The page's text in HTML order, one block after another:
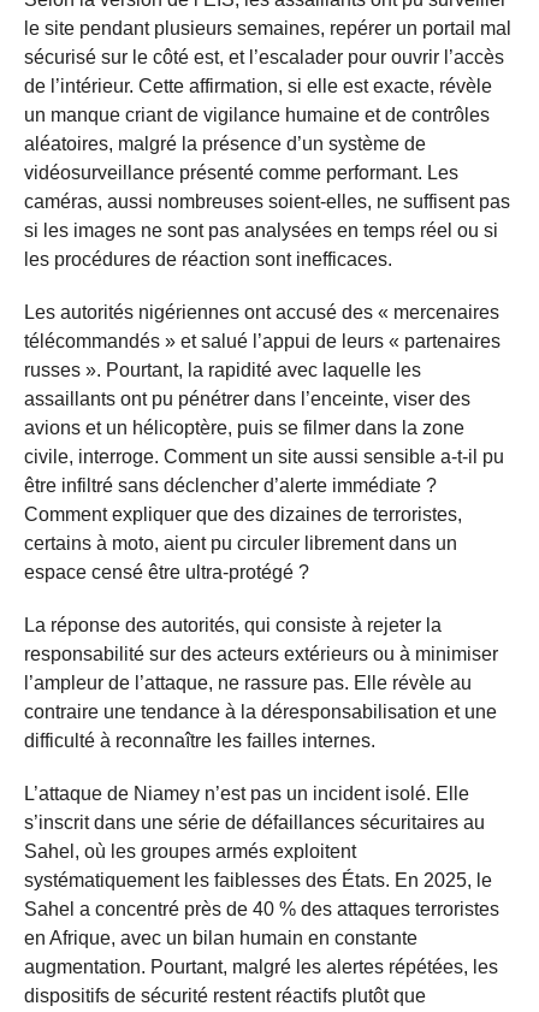
le site pendant plusieurs semaines, repérer un portail mal
sécurisé sur le côté est, et l’escalader pour ouvrir l’accès
de l’intérieur. Cette affirmation, si elle est exacte, révèle
un manque criant de vigilance humaine et de contrôles
aléatoires, malgré la présence d’un système de
vidéosurveillance présenté comme performant. Les
caméras, aussi nombreuses soient-elles, ne suffisent pas
si les images ne sont pas analysées en temps réel ou si
les procédures de réaction sont inefficaces.
Les autorités nigériennes ont accusé des « mercenaires
télécommandés » et salué l’appui de leurs « partenaires
russes ». Pourtant, la rapidité avec laquelle les
assaillants ont pu pénétrer dans l’enceinte, viser des
avions et un hélicoptère, puis se filmer dans la zone
civile, interroge. Comment un site aussi sensible a-t-il pu
être infiltré sans déclencher d’alerte immédiate ?
Comment expliquer que des dizaines de terroristes,
certains à moto, aient pu circuler librement dans un
espace censé être ultra-protégé ?
La réponse des autorités, qui consiste à rejeter la
responsabilité sur des acteurs extérieurs ou à minimiser
l’ampleur de l’attaque, ne rassure pas. Elle révèle au
contraire une tendance à la déresponsabilisation et une
difficulté à reconnaître les failles internes.
L’attaque de Niamey n’est pas un incident isolé. Elle
s’inscrit dans une série de défaillances sécuritaires au
Sahel, où les groupes armés exploitent
systématiquement les faiblesses des États. En 2025, le
Sahel a concentré près de 40 % des attaques terroristes
en Afrique, avec un bilan humain en constante
augmentation. Pourtant, malgré les alertes répétées, les
dispositifs de sécurité restent réactifs plutôt que